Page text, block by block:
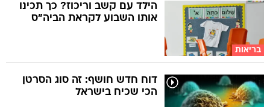
בריאות
הילד עם קשב וריכוז? כך תכינו
אותו השבוע לקראת הביה"ס
דוח חדש חושף: זה סוג הסרטן
הכי שכיח בישראל